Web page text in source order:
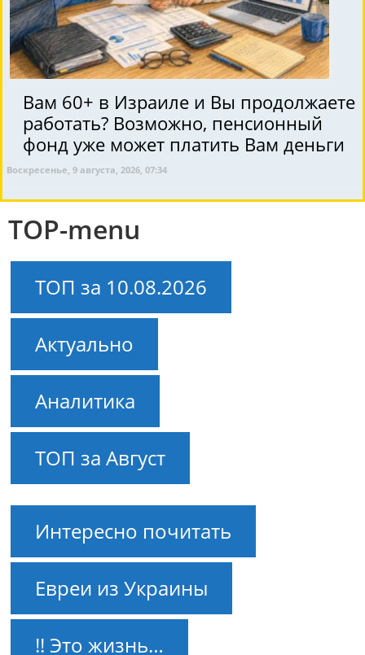
Вам 60+ в Израиле и Вы продолжаете
работать? Возможно, пенсионный
фонд уже может платить Вам деньги
Воскресенье, 9 августа, 2026, 07:34
TOP-menu
ТОП за 10.08.2026
Актуально
Аналитика
ТОП за Август
Интересно почитать
Евреи из Украины
!! Это жизнь…